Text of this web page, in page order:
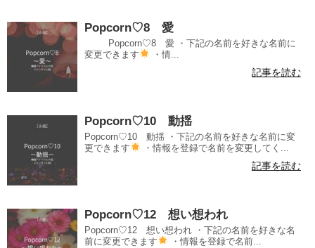
Popcorn♡8 愛
Popcorn♡8 愛 ・下記の名前を好きな名前に
変更できます
・情...
記事を読む
Popcorn♡10 動揺
Popcorn♡10 動揺 ・下記の名前を好きな名前に変
更できます
・情報を登録で名前を変更してく...
記事を読む
Popcorn♡12 想い想われ
Popcorn♡12 想い想われ ・下記の名前を好きな名
前に変更できます
・情報を登録で名前...